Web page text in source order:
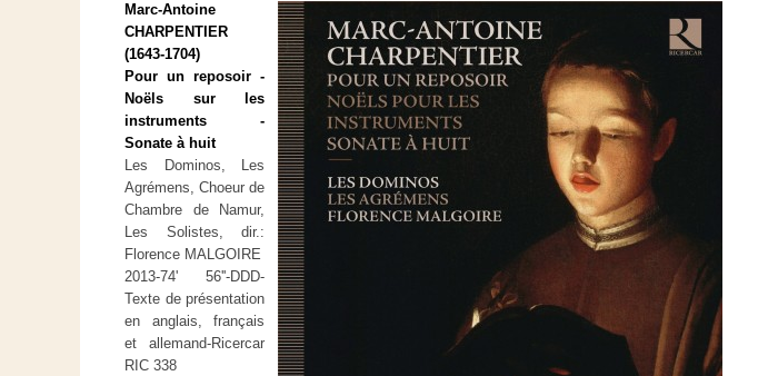
Marc-Antoine
CHARPENTIER
(1643-1704)
Pour un reposoir -
Noëls sur les
instruments -
Sonate à huit
Les Dominos, Les
Agrémens, Choeur de
Chambre de Namur,
Les Solistes, dir.:
Florence MALGOIRE
2013-74' 56''-DDD-
Texte de présentation
en anglais, français
et allemand-Ricercar
RIC 338